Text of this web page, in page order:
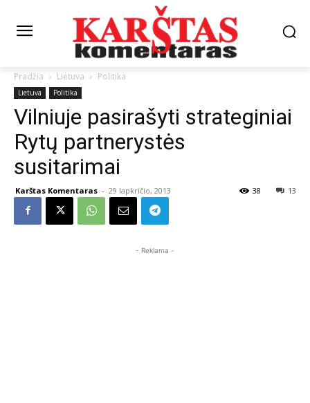
Pradžia Lietuva Politika
Lietuva Politika
Vilniuje pasirašyti strateginiai
Rytų partnerystės
susitarimai
Karštas Komentaras - 29 lapkričio, 2013 13
38
- Reklama -